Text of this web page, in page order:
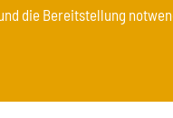
die Bereitstellung